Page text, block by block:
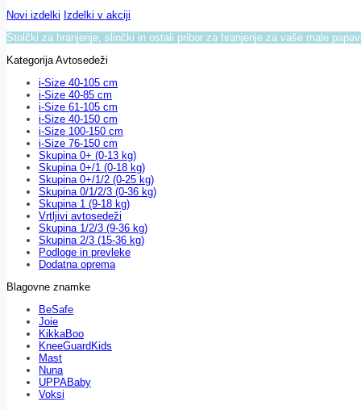
Novi izdelki Izdelki v akciji
Stolčki za hranjenje, slinčki in ostali pribor za hranjenje za vaše male
Kategorija Avtosedeži
i-Size 40-105 cm
i-Size 40-85 cm
i-Size 61-105 cm
i-Size 40-150 cm
i-Size 100-150 cm
i-Size 76-150 cm
Skupina 0+ (0-13 kg)
Skupina 0+/1 (0-18 kg)
Skupina 0+/1/2 (0-25 kg)
Skupina 0/1/2/3 (0-36 kg)
Skupina 1 (9-18 kg)
Vrtljivi avtosedeži
Skupina 1/2/3 (9-36 kg)
Skupina 2/3 (15-36 kg)
Podloge in prevleke
Dodatna oprema
Blagovne znamke
BeSafe
Joie
KikkaBoo
KneeGuardKids
Mast
Nuna
UPPABaby
Voksi